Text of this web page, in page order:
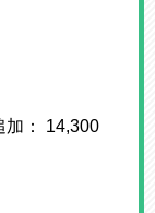
加： 14,300